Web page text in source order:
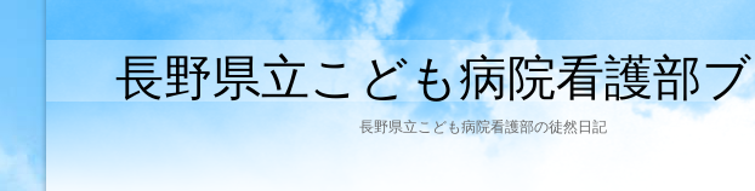
長野県立こども病院看護部
長野県立こども病院看護部の徒然日記